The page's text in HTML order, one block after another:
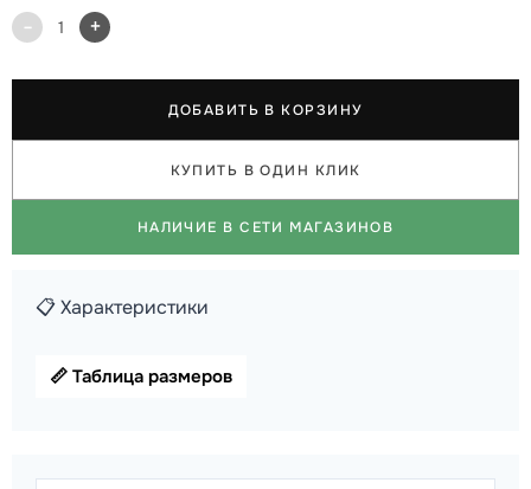
- 1 +
ДОБАВИТЬ В КОРЗИНУ
КУПИТЬ В ОДИН КЛИК
НАЛИЧИЕ В СЕТИ МАГАЗИНОВ
📋 Характеристики
📏 Таблица размеров